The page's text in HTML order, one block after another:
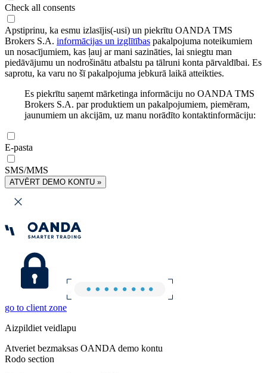
Check all consents
Apstiprinu, ka esmu izlasījis(-usi) un piekrītu OANDA TMS
Brokers S.A. informācijas un izglītības pakalpojuma noteikumiem
un nosacījumiem, kas ļauj ar mani sazināties, lai sniegtu man
piedāvājumu un nodrošinātu atbalstu pa tālruni konta pārvaldībai. Es
saprotu, ka varu no šī pakalpojuma jebkurā laikā atteikties.
Es piekrītu saņemt mārketinga informāciju no OANDA TMS
Brokers S.A. par produktiem un pakalpojumiem, piemēram,
jaunumiem un akcijām, uz manu norādīto kontaktinformāciju:
E-pasta
SMS/MMS
ATVĒRT DEMO KONTU »
go to client zone
Aizpildiet veidlapu
Atveriet bezmaksas OANDA demo kontu
Rodo section